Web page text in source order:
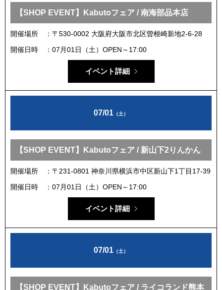
【SHOP EVENT】Kabutoフェア / 南海部品本店
開催場所
〒530-0002 大阪府大阪市北区曽根崎新地2-6-28
開催日時
07月01日（土）OPEN～17:00
イベント詳細
07/01 （土）
【SHOP EVENT】Kabutoフェア / 新山下2りんかん
開催場所
〒231-0801 神奈川県横浜市中区新山下1丁目17-39
開催日時
07月01日（土）OPEN～17:00
イベント詳細
07/01 （土）
【SHOP EVENT】Kabutoフェア / ライコランド熊本